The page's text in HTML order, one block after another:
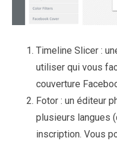
Timeline Slicer :
utiliser qui vous
couverture
Fotor : un éditeur
plusieurs langues
inscription. Vous